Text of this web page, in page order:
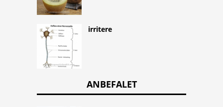
irritere
ANBEFALET